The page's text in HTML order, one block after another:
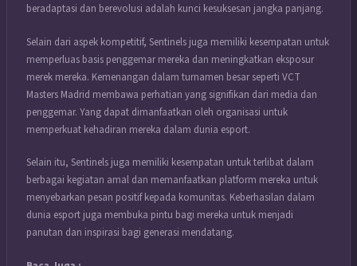
beradaptasi dan berevolusi adalah kunci kesuksesan jangka panjang.
Selain dari aspek kompetitif, Sentinels juga memiliki kesempatan untuk
memperluas basis penggemar mereka dan meningkatkan eksposur
merek mereka. Kemenangan dalam turnamen besar seperti VCT
Masters Madrid membawa perhatian yang signifikan dari media dan
penggemar. Yang dapat dimanfaatkan oleh organisasi untuk
memperkuat kehadiran mereka dalam dunia esport.
Selain itu, Sentinels juga memiliki kesempatan untuk terlibat dalam
berbagai kegiatan amal dan memanfaatkan platform mereka untuk
menyebarkan pesan positif kepada komunitas. Keberhasilan dalam
dunia esport juga membuka pintu bagi mereka untuk menjadi
panutan dan inspirasi bagi generasi mendatang.